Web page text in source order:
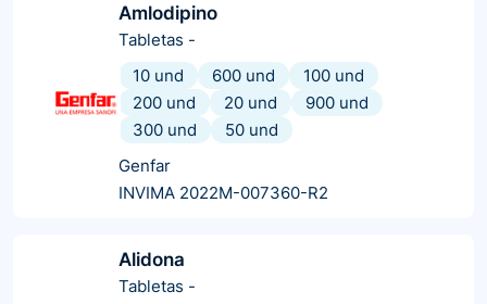
Amlodipino
Tabletas -
10 und
600 und
100 und
200 und
20 und
900 und
300 und
50 und
Genfar
INVIMA 2022M-007360-R2
Alidona
Tabletas -